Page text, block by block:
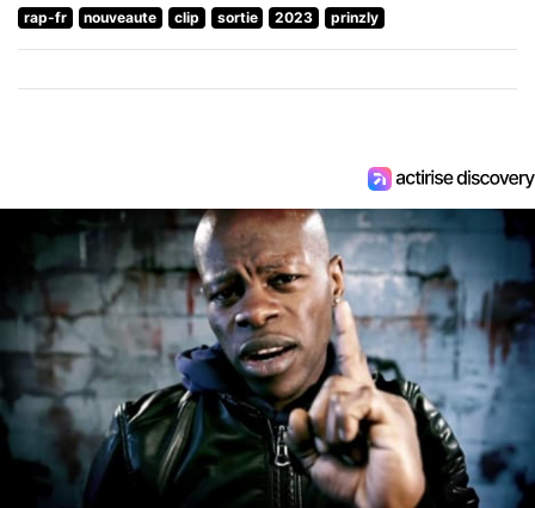
rap-fr nouveaute clip sortie 2023 prinzly